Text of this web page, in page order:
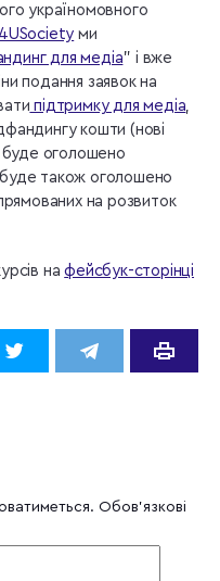
україномовного
ми
для медіа” і вже
подання заявок на
підтримку для медіа
кошти (нові
буде оголошено
також оголошено
на розвиток
нафейсбук-сторінці
Обов’язкові